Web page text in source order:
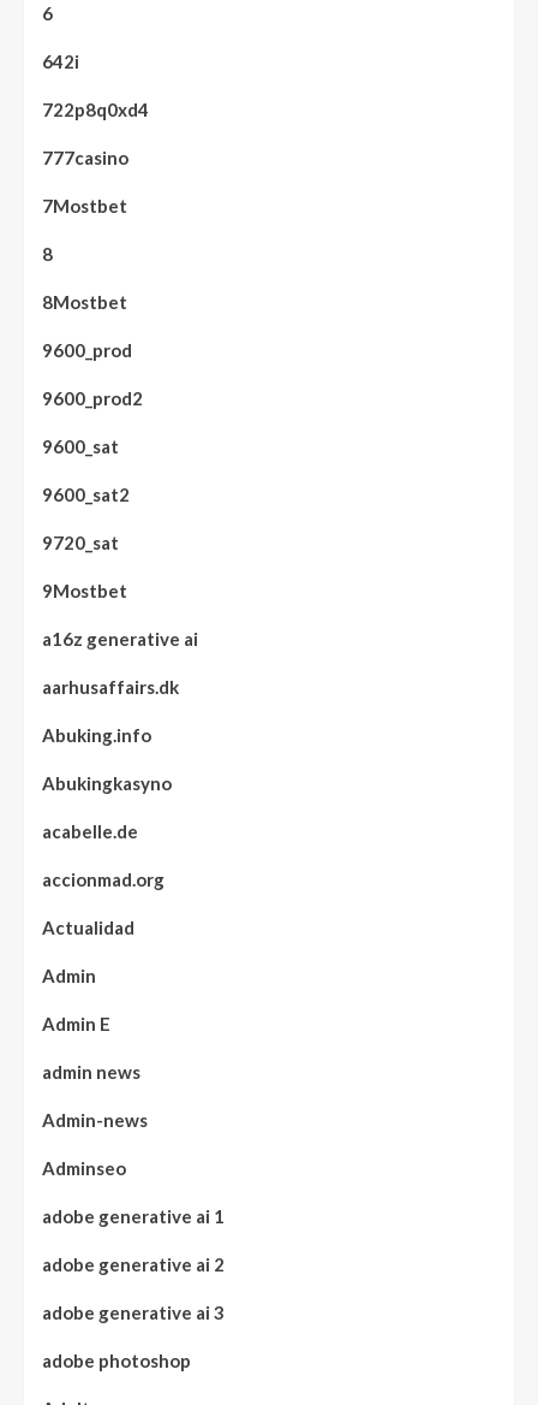
6
642i
722p8q0xd4
777casino
7Mostbet
8
8Mostbet
9600_prod
9600_prod2
9600_sat
9600_sat2
9720_sat
9Mostbet
a16z generative ai
aarhusaffairs.dk
Abuking.info
Abukingkasyno
acabelle.de
accionmad.org
Actualidad
Admin
Admin E
admin news
Admin-news
Adminseo
adobe generative ai 1
adobe generative ai 2
adobe generative ai 3
adobe photoshop